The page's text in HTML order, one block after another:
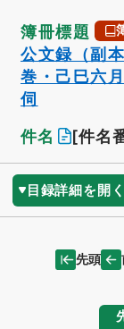
簿冊標題
公文録（副
巻・己巳六
伺
件名
[件名
目録詳細を開く
先頭